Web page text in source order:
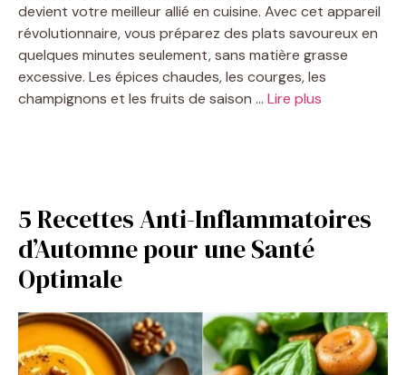
V
i
o
devient votre meilleur allié en cuisine. Avec cet appareil
révolutionnaire, vous préparez des plats savoureux en
quelques minutes seulement, sans matière grasse
excessive. Les épices chaudes, les courges, les
champignons et les fruits de saison … Lire plus
5 Recettes Anti-Inflammatoires
d’Automne pour une Santé
Optimale